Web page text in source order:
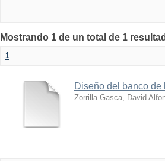
Mostrando 1 de un total de 1
1
Diseño del banco
Zorrilla Gasca, David